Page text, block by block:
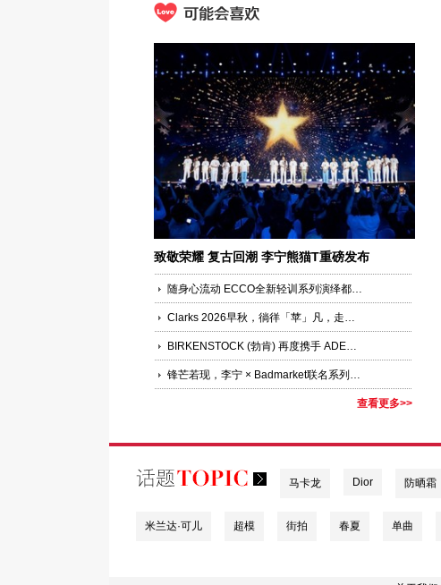
致敬荣耀 复古回潮 李宁熊猫T重磅发布
随身心流动 ECCO全新轻训系列演绎都市运动时装美学
Clarks 2026早秋，徜徉「苹」凡，走出惬意引力
BIRKENSTOCK (勃肯) 再度携手 ADERERROR，重新诠释经典 BOSTON
锋芒若现，李宁 × Badmarket联名系列以击剑灵感谱写复古运动美学新章
查看更多>>
马卡龙 Dior 防晒霜
米兰达·可儿 超模 街拍 春夏 单曲